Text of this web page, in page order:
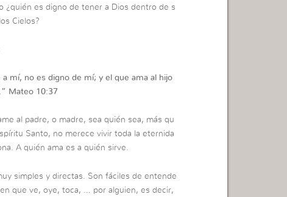
¿quién es digno de tener a Dios dentro de s
Cielos?
mí, no es digno de mí; y el que ama al hijo
” Mateo 10:37
al padre, o madre, sea quién sea, más qu
Santo, no merece vivir toda la eternida
A quién ama es a quién sirve.
simples y directas. Son fáciles de entende
que ve, oye, toca, … por alguien, es decir,